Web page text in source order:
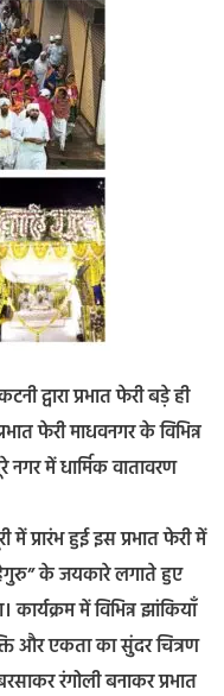
द्वारा प्रभात फेरी बड़े ही
फेरी माधवनगर के विभिन्न
नगर में धार्मिक वातावरण
में प्रारंभ हुई इस प्रभात फेरी में
के जयकारे लगाते हुए
में विभिन्न झांकियाँ
और एकता का सुंदर चित्रण
रंगोली बनाकर प्रभात